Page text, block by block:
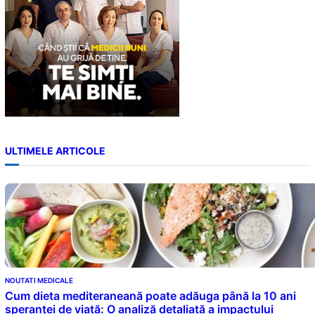
ULTIMELE ARTICOLE
NOUTATI MEDICALE
Cum dieta mediteraneană poate adăuga până la 10 ani
speranței de viață: O analiză detaliată a impactului